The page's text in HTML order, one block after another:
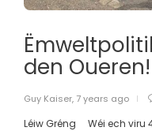
den Oueren!
Guy Kaiser, 7 years ago
Léiw Gréng Wéi ech viru